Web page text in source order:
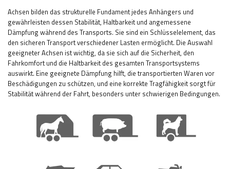
Achsen bilden das strukturelle Fundament jedes Anhängers und
gewährleisten dessen Stabilität, Haltbarkeit und angemessene
Dämpfung während des Transports. Sie sind ein Schlüsselelement, das
den sicheren Transport verschiedener Lasten ermöglicht. Die Auswahl
geeigneter Achsen ist wichtig, da sie sich auf die Sicherheit, den
Fahrkomfort und die Haltbarkeit des gesamten Transportsystems
auswirkt. Eine geeignete Dämpfung hilft, die transportierten Waren vor
Beschädigungen zu schützen, und eine korrekte Tragfähigkeit sorgt für
Stabilität während der Fahrt, besonders unter schwierigen Bedingungen.